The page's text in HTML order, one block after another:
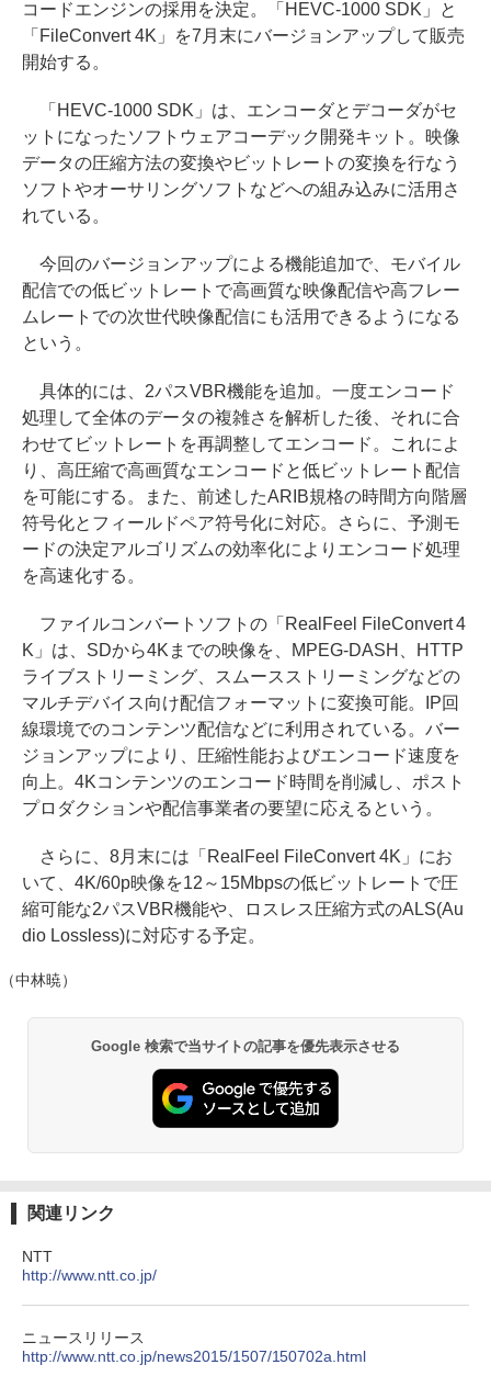
コードエンジンの採用を決定。「HEVC-1000 SDK」と
「FileConvert 4K」を7月末にバージョンアップして販売
開始する。
「HEVC-1000 SDK」は、エンコーダとデコーダがセ
ットになったソフトウェアコーデック開発キット。映像
データの圧縮方法の変換やビットレートの変換を行なう
ソフトやオーサリングソフトなどへの組み込みに活用さ
れている。
今回のバージョンアップによる機能追加で、モバイル
配信での低ビットレートで高画質な映像配信や高フレー
ムレートでの次世代映像配信にも活用できるようになる
という。
具体的には、2パスVBR機能を追加。一度エンコード
処理して全体のデータの複雑さを解析した後、それに合
わせてビットレートを再調整してエンコード。これによ
り、高圧縮で高画質なエンコードと低ビットレート配信
を可能にする。また、前述したARIB規格の時間方向階層
符号化とフィールドペア符号化に対応。さらに、予測モ
ードの決定アルゴリズムの効率化によりエンコード処理
を高速化する。
ファイルコンバートソフトの「RealFeel FileConvert 4
K」は、SDから4Kまでの映像を、MPEG-DASH、HTTP
ライブストリーミング、スムースストリーミングなどの
マルチデバイス向け配信フォーマットに変換可能。IP回
線環境でのコンテンツ配信などに利用されている。バー
ジョンアップにより、圧縮性能およびエンコード速度を
向上。4Kコンテンツのエンコード時間を削減し、ポスト
プロダクションや配信事業者の要望に応えるという。
さらに、8月末には「RealFeel FileConvert 4K」にお
いて、4K/60p映像を12～15Mbpsの低ビットレートで圧
縮可能な2パスVBR機能や、ロスレス圧縮方式のALS(Au
dio Lossless)に対応する予定。
（中林暁）
Google 検索で当サイトの記事を優先表示させる
関連リンク
NTT
http://www.ntt.co.jp/
ニュースリリース
http://www.ntt.co.jp/news2015/1507/150702a.html